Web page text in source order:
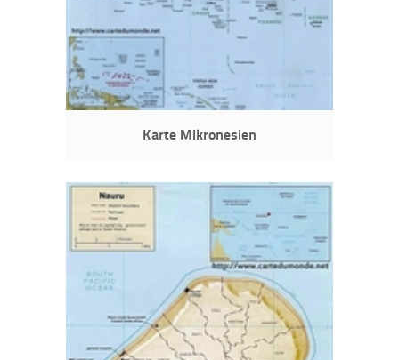
Karte Mikronesien